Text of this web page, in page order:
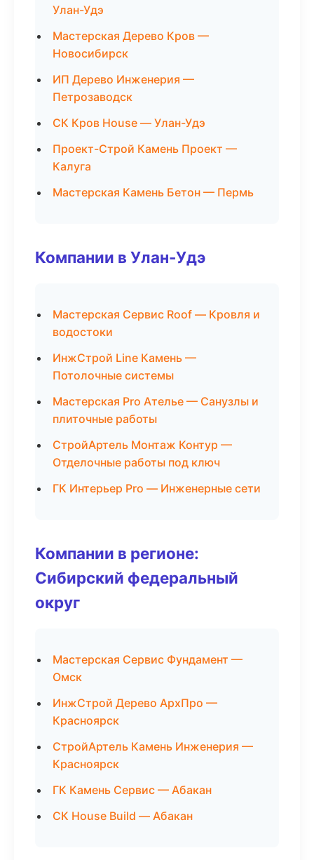
Улан-Удэ
Мастерская Дерево Кров —
Новосибирск
ИП Дерево Инженерия —
Петрозаводск
СК Кров House — Улан-Удэ
Проект-Строй Камень Проект —
Калуга
Мастерская Камень Бетон — Пермь
Компании в Улан-Удэ
Мастерская Сервис Roof — Кровля и
водостоки
ИнжСтрой Line Камень —
Потолочные системы
Мастерская Pro Ателье — Санузлы и
плиточные работы
СтройАртель Монтаж Контур —
Отделочные работы под ключ
ГК Интерьер Pro — Инженерные сети
Компании в регионе:
Сибирский федеральный
округ
Мастерская Сервис Фундамент —
Омск
ИнжСтрой Дерево АрхПро —
Красноярск
СтройАртель Камень Инженерия —
Красноярск
ГК Камень Сервис — Абакан
СК House Build — Абакан